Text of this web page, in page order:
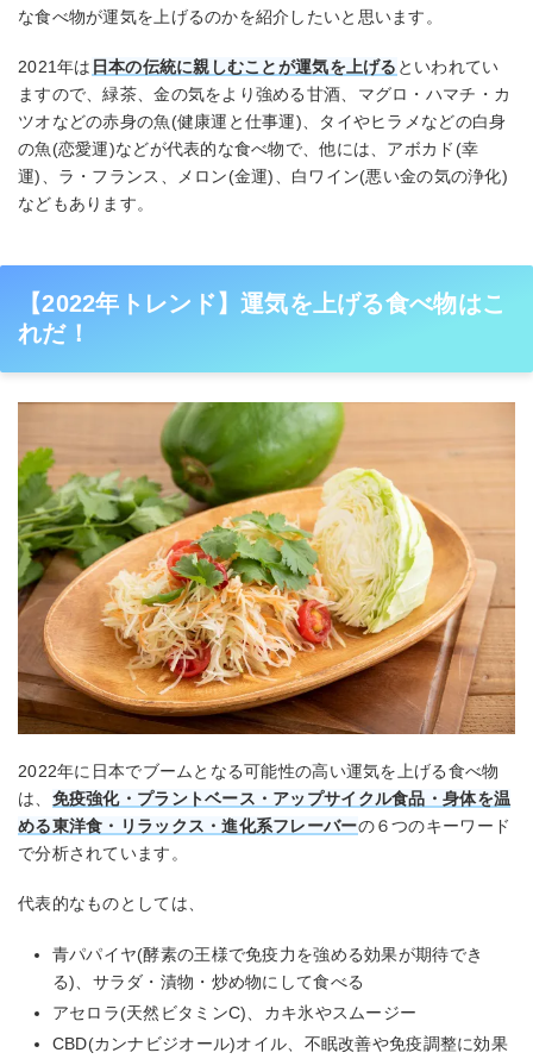
な食べ物が運気を上げるのかを紹介したいと思います。
2021年は 日本の伝統に親しむことが運気を上げる といわれてい
ますので、緑茶、金の気をより強める甘酒、マグロ・ハマチ・カ
ツオなどの赤身の魚(健康運と仕事運)、タイやヒラメなどの白身
の魚(恋愛運)などが代表的な食べ物で、他には、アボカド(幸
運)、ラ・フランス、メロン(金運)、白ワイン(悪い金の気の浄化)
などもあります。
【2022年トレンド】運気を上げる食べ物はこ
れだ！
2022年に日本でブームとなる可能性の高い運気を上げる食べ物
は、 免疫強化・プラントベース・アップサイクル食品・身体を温
める東洋食・リラックス・進化系フレーバーの６つのキーワード
で分析されています。
代表的なものとしては、
青パパイヤ(酵素の王様で免疫力を強める効果が期待でき
る)、サラダ・漬物・炒め物にして食べる
アセロラ(天然ビタミンC)、カキ氷やスムージー
CBD(カンナビジオール)オイル、不眠改善や免疫調整に効果